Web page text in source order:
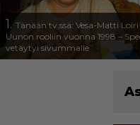
1. Tänään tv:ssä: Vesa-Matti Loiri
Uunon rooliin vuonna 1998 –
vetäytyi sivummalle